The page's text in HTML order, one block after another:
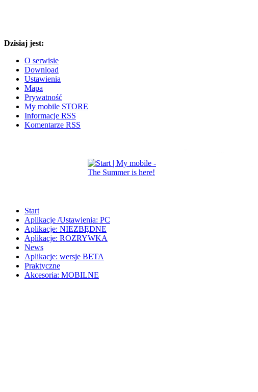
Dzisiaj jest:
O serwisie
Download
Ustawienia
Mapa
Prywatność
My mobile STORE
Informacje RSS
Komentarze RSS
Start
Aplikacje /Ustawienia: PC
Aplikacje: NIEZBĘDNE
Aplikacje: ROZRYWKA
News
Aplikacje: wersje BETA
Praktyczne
Akcesoria: MOBILNE